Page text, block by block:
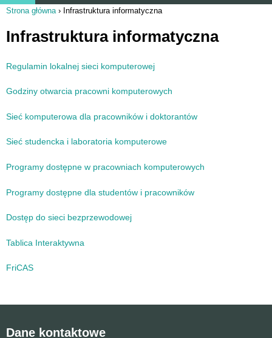
Strona główna› Infrastruktura informatyczna
Infrastruktura informatyczna
Regulamin lokalnej sieci komputerowej
Godziny otwarcia pracowni komputerowych
Sieć komputerowa dla pracowników i doktorantów
Sieć studencka i laboratoria komputerowe
Programy dostępne w pracowniach komputerowych
Programy dostępne dla studentów i pracowników
Dostęp do sieci bezprzewodowej
Tablica Interaktywna
FriCAS
Dane kontaktowe